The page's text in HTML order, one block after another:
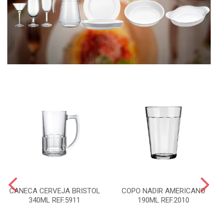
CANECA CERVEJA BRISTOL
340ML REF.5911
COPO NADIR AMERICANO
190ML REF.2010